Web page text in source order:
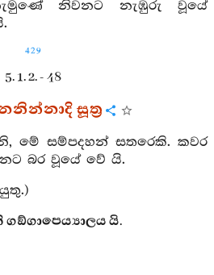
නිවනට නැඹුරු වූයේ
429
5. 1. 2. - 48
සූත්‍ර
මේ සම්පදහන් සතරෙකි. කවර
බර වූයේ වේ යි.
යි.